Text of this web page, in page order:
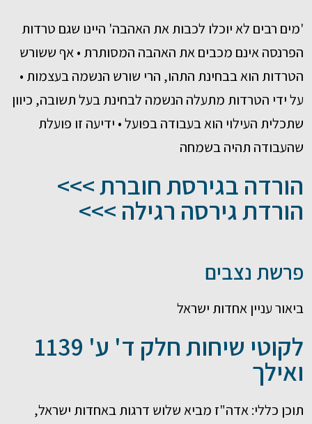
'מים רבים לא יוכלו לכבות את האהבה' היינו שגם טרדות
הפרנסה אינם מכבים את האהבה המסותרת • אף ששורש
הטרדות הוא בבחינת התהו, הרי שורש הנשמה בעצמות •
על ידי הטרדות מתעלה הנשמה לבחינת בעל תשובה, כיוון
שתכלית העילוי הוא בעבודה בפועל • ידיעה זו פועלת
שהעבודה תהיה בשמחה
הורדה בגירסת חוברת >>>
הורדת גירסה רגילה >>>
פרשת נצבים
ביאור עניין אחדות ישראל
לקוטי שיחות חלק ד' ע' 1139
ואילך
תוכן כללי: אדה"ז מביא שלוש דרגות באחדות ישראל,